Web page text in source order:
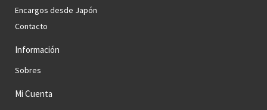
Encargos desde Japón
Contacto
Información
Sobres
Mi Cuenta